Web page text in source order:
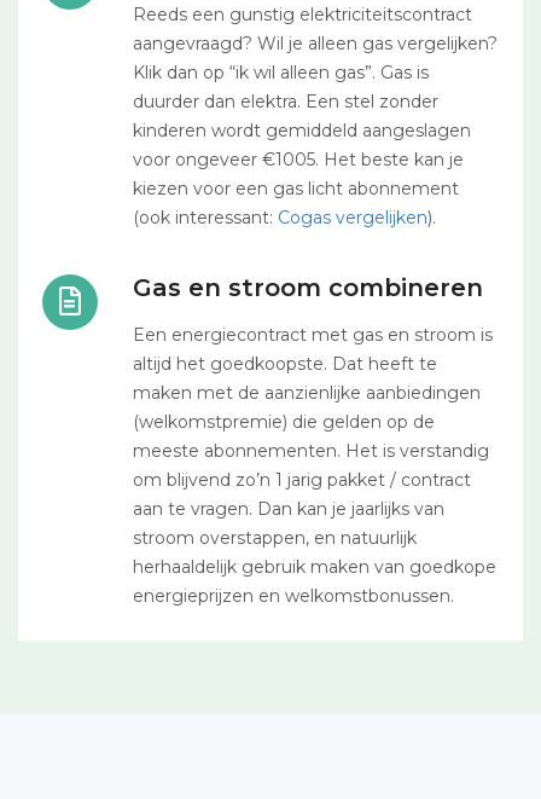
Reeds een gunstig elektriciteitscontract
aangevraagd? Wil je alleen gas vergelijken?
Klik dan op “ik wil alleen gas”. Gas is
duurder dan elektra. Een stel zonder
kinderen wordt gemiddeld aangeslagen
voor ongeveer €1005. Het beste kan je
kiezen voor een gas licht abonnement
(ook interessant: Cogas vergelijken).
Gas en stroom combineren
Een energiecontract met gas en stroom is
altijd het goedkoopste. Dat heeft te
maken met de aanzienlijke aanbiedingen
(welkomstpremie) die gelden op de
meeste abonnementen. Het is verstandig
om blijvend zo’n 1 jarig pakket / contract
aan te vragen. Dan kan je jaarlijks van
stroom overstappen, en natuurlijk
herhaaldelijk gebruik maken van goedkope
energieprijzen en welkomstbonussen.